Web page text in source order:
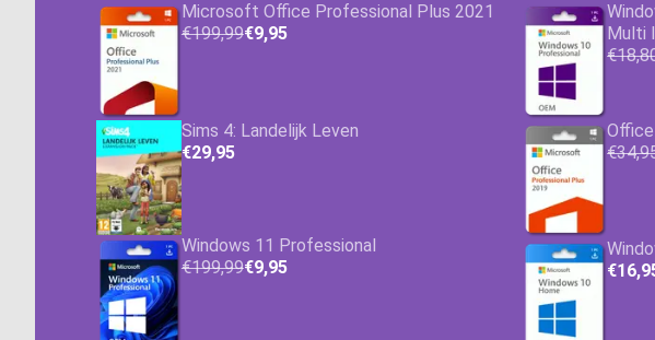
Microsoft Office Professional Plus 2021
€199,99€9,95
Sims 4: Landelijk Leven
€29,95
Windows 11 Professional
€199,99€9,95
Multi